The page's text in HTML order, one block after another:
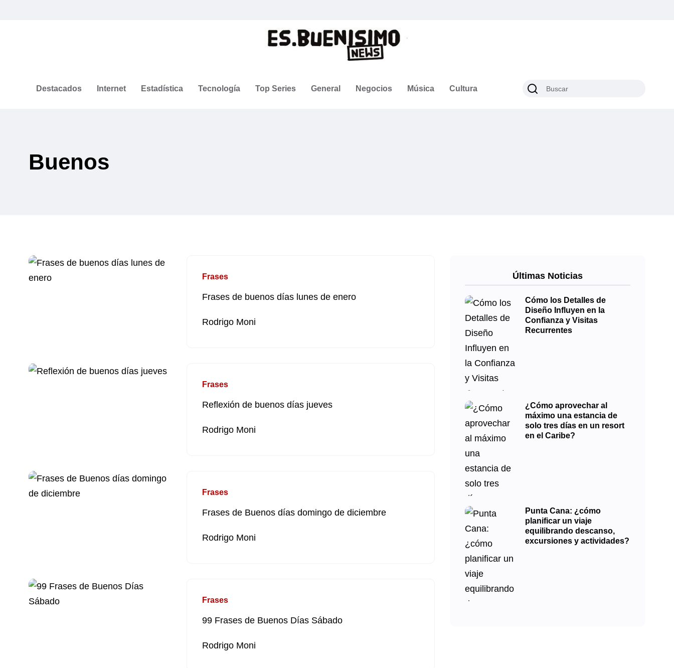
Destacados Internet Estadística Tecnología Top Series General Negocios Música Cultura
Buenos
Frases
Frases de buenos días lunes de enero
Rodrigo Moni
Frases
Reflexión de buenos días jueves
Rodrigo Moni
Frases
Frases de Buenos días domingo de diciembre
Rodrigo Moni
Frases
99 Frases de Buenos Días Sábado
Rodrigo Moni
Últimas Noticias
Cómo los Detalles de
Diseño Influyen en la
Confianza y Visitas
Recurrentes
¿Cómo aprovechar al
máximo una estancia de
solo tres días en un resort
en el Caribe?
Punta Cana: ¿cómo
planificar un viaje
equilibrando descanso,
excursiones y actividades?